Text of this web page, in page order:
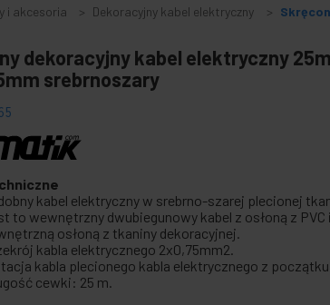
i akcesoria Dekoracyjny kabel elektryczny
dekoracyjny kabel elektryczny
srebrnoszary
kabel elektryczny w srebrno-szarej plecionej
to wewnętrzny dwubiegunowy kabel z osłoną z PVC i
osłoną z tkaniny dekoracyjnej.
kabla elektrycznego 2x0,75mm2.
kabla plecionego kabla elektrycznego z
cewki: 25 m.